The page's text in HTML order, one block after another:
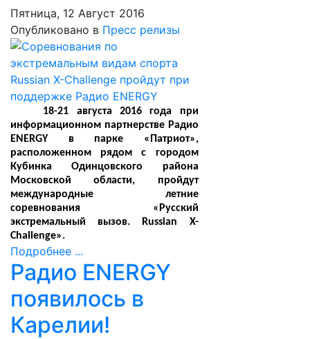
Пятница, 12 Август 2016
Опубликовано в Пресс релизы
18-21 августа 2016 года при
информационном партнерстве Радио
ENERGY в парке «Патриот»,
расположенном рядом с городом
Кубинка Одинцовского района
Московской области, пройдут
международные летние
соревнования «Русский
экстремальный вызов. Russian X-
Challenge».
Подробнее ...
Радио ENERGY
появилось в
Карелии!